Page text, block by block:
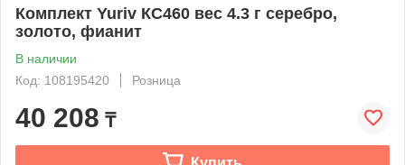
Комплект Yuriv КС460 вес 4.3 г серебро,
золото, фианит
В наличии
Код: 108195420
Розница
40 208 ₸